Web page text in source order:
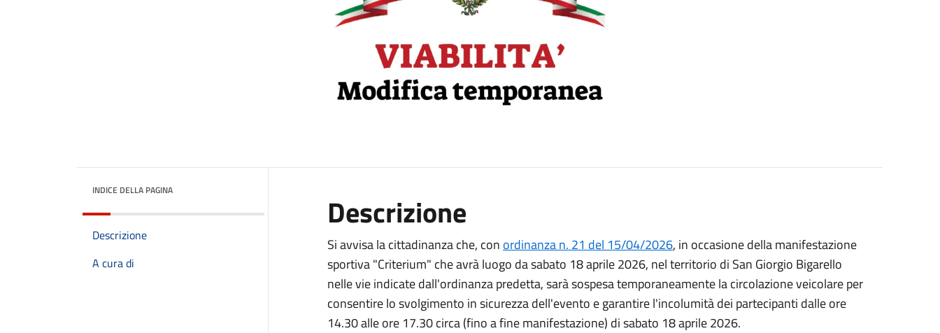
INDICE DELLA PAGINA
Descrizione
A cura di
Descrizione
Si avvisa la cittadinanza che, con ordinanza n. 21 del 15/04/2026, in occasione della manifestazione
sportiva "Criterium" che avrà luogo da sabato 18 aprile 2026, nel territorio di San Giorgio Bigarello
nelle vie indicate dall'ordinanza predetta, sarà sospesa temporaneamente la circolazione veicolare per
consentire lo svolgimento in sicurezza dell'evento e garantire l'incolumità dei partecipanti dalle ore
14.30 alle ore 17.30 circa (fino a fine manifestazione) di sabato 18 aprile 2026.